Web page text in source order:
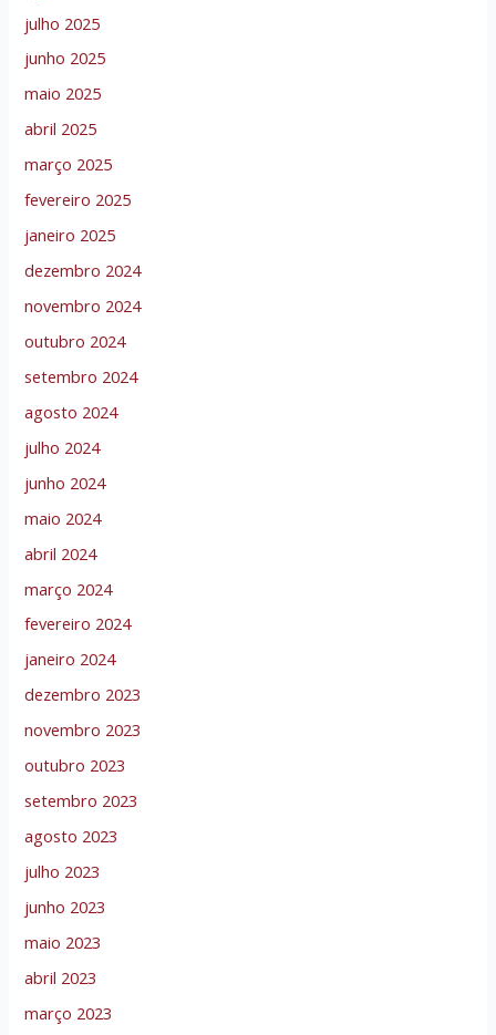
julho 2025
junho 2025
maio 2025
abril 2025
março 2025
fevereiro 2025
janeiro 2025
dezembro 2024
novembro 2024
outubro 2024
setembro 2024
agosto 2024
julho 2024
junho 2024
maio 2024
abril 2024
março 2024
fevereiro 2024
janeiro 2024
dezembro 2023
novembro 2023
outubro 2023
setembro 2023
agosto 2023
julho 2023
junho 2023
maio 2023
abril 2023
março 2023